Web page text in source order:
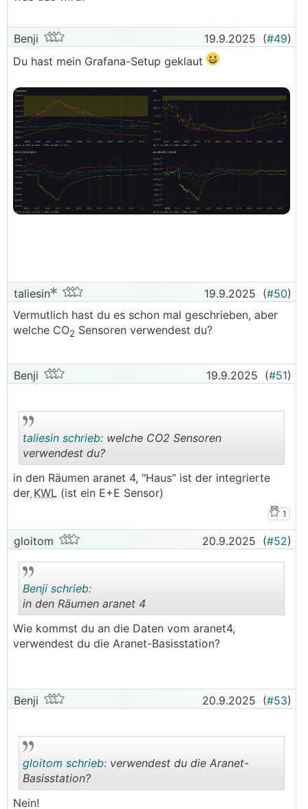
Benji 19.9.2025 (#49)
Du hast mein Grafana-Setup geklaut
taliesin 19.9.2025 (#50)
Vermutlich hast du es schon mal geschrieben, aber
welche CO2 Sensoren verwendest du?
Benji 19.9.2025 (#51)
..
taliesin schrieb: welche CO2 Sensoren
verwendest du?
in den Räumen aranet 4, "Haus" ist der integrierte
der KWL (ist ein E+E Sensor)
1
gloitom 20.9.2025 (#52)
..
Benji schrieb:
in den Räumen aranet 4
Wie kommst du an die Daten vom aranet4,
verwendest du die Aranet-Basisstation?
Benji 20.9.2025 (#53)
gloitom schrieb: verwendest du die Aranet-
Basisstation?
Nein!